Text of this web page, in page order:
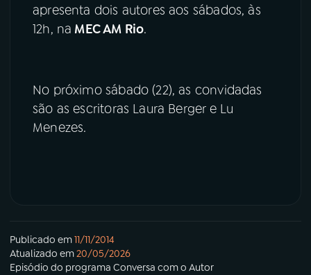
apresenta dois autores aos sábados, às
12h, na MEC AM Rio.
No próximo sábado (22), as convidadas
são as escritoras Laura Berger e Lu
Menezes.
Publicado em11/11/2014
Atualizado em20/05/2026
Episódio do programa Conversa com o Autor